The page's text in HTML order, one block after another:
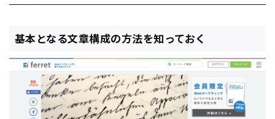
基本となる文章構成の方法を知っておく